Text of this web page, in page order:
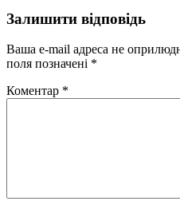
Залишити відповідь
Ваша e-mail адреса не
поля позначені *
Коментар *